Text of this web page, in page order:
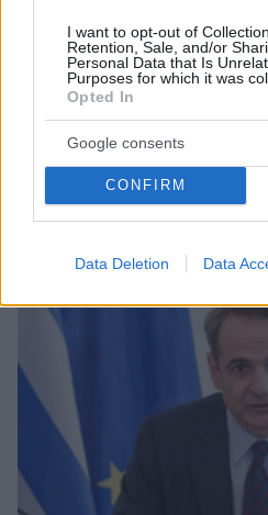
I want to opt-out of
Retention, Sale, and/or
Personal Data that Is
Purposes for which it was
Opted In
Google consents
CONFIRM
Data Deletion Data
Η επίσημη ανακοίνωση της
Κωνσταντίνου για τον θάνατό του
11.01.2023, 11:26